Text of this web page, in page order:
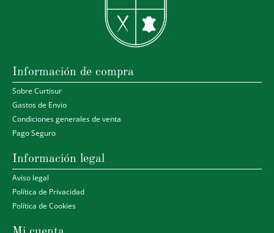
Información de compra
Sobre Curtisur
Gastos de Envio
Condiciones generales de venta
Pago Seguro
Información legal
Aviso legal
Política de Privacidad
Política de Cookies